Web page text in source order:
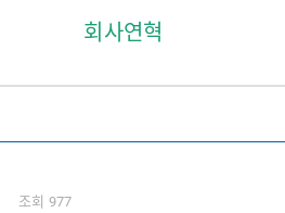
회사연혁
조회 977